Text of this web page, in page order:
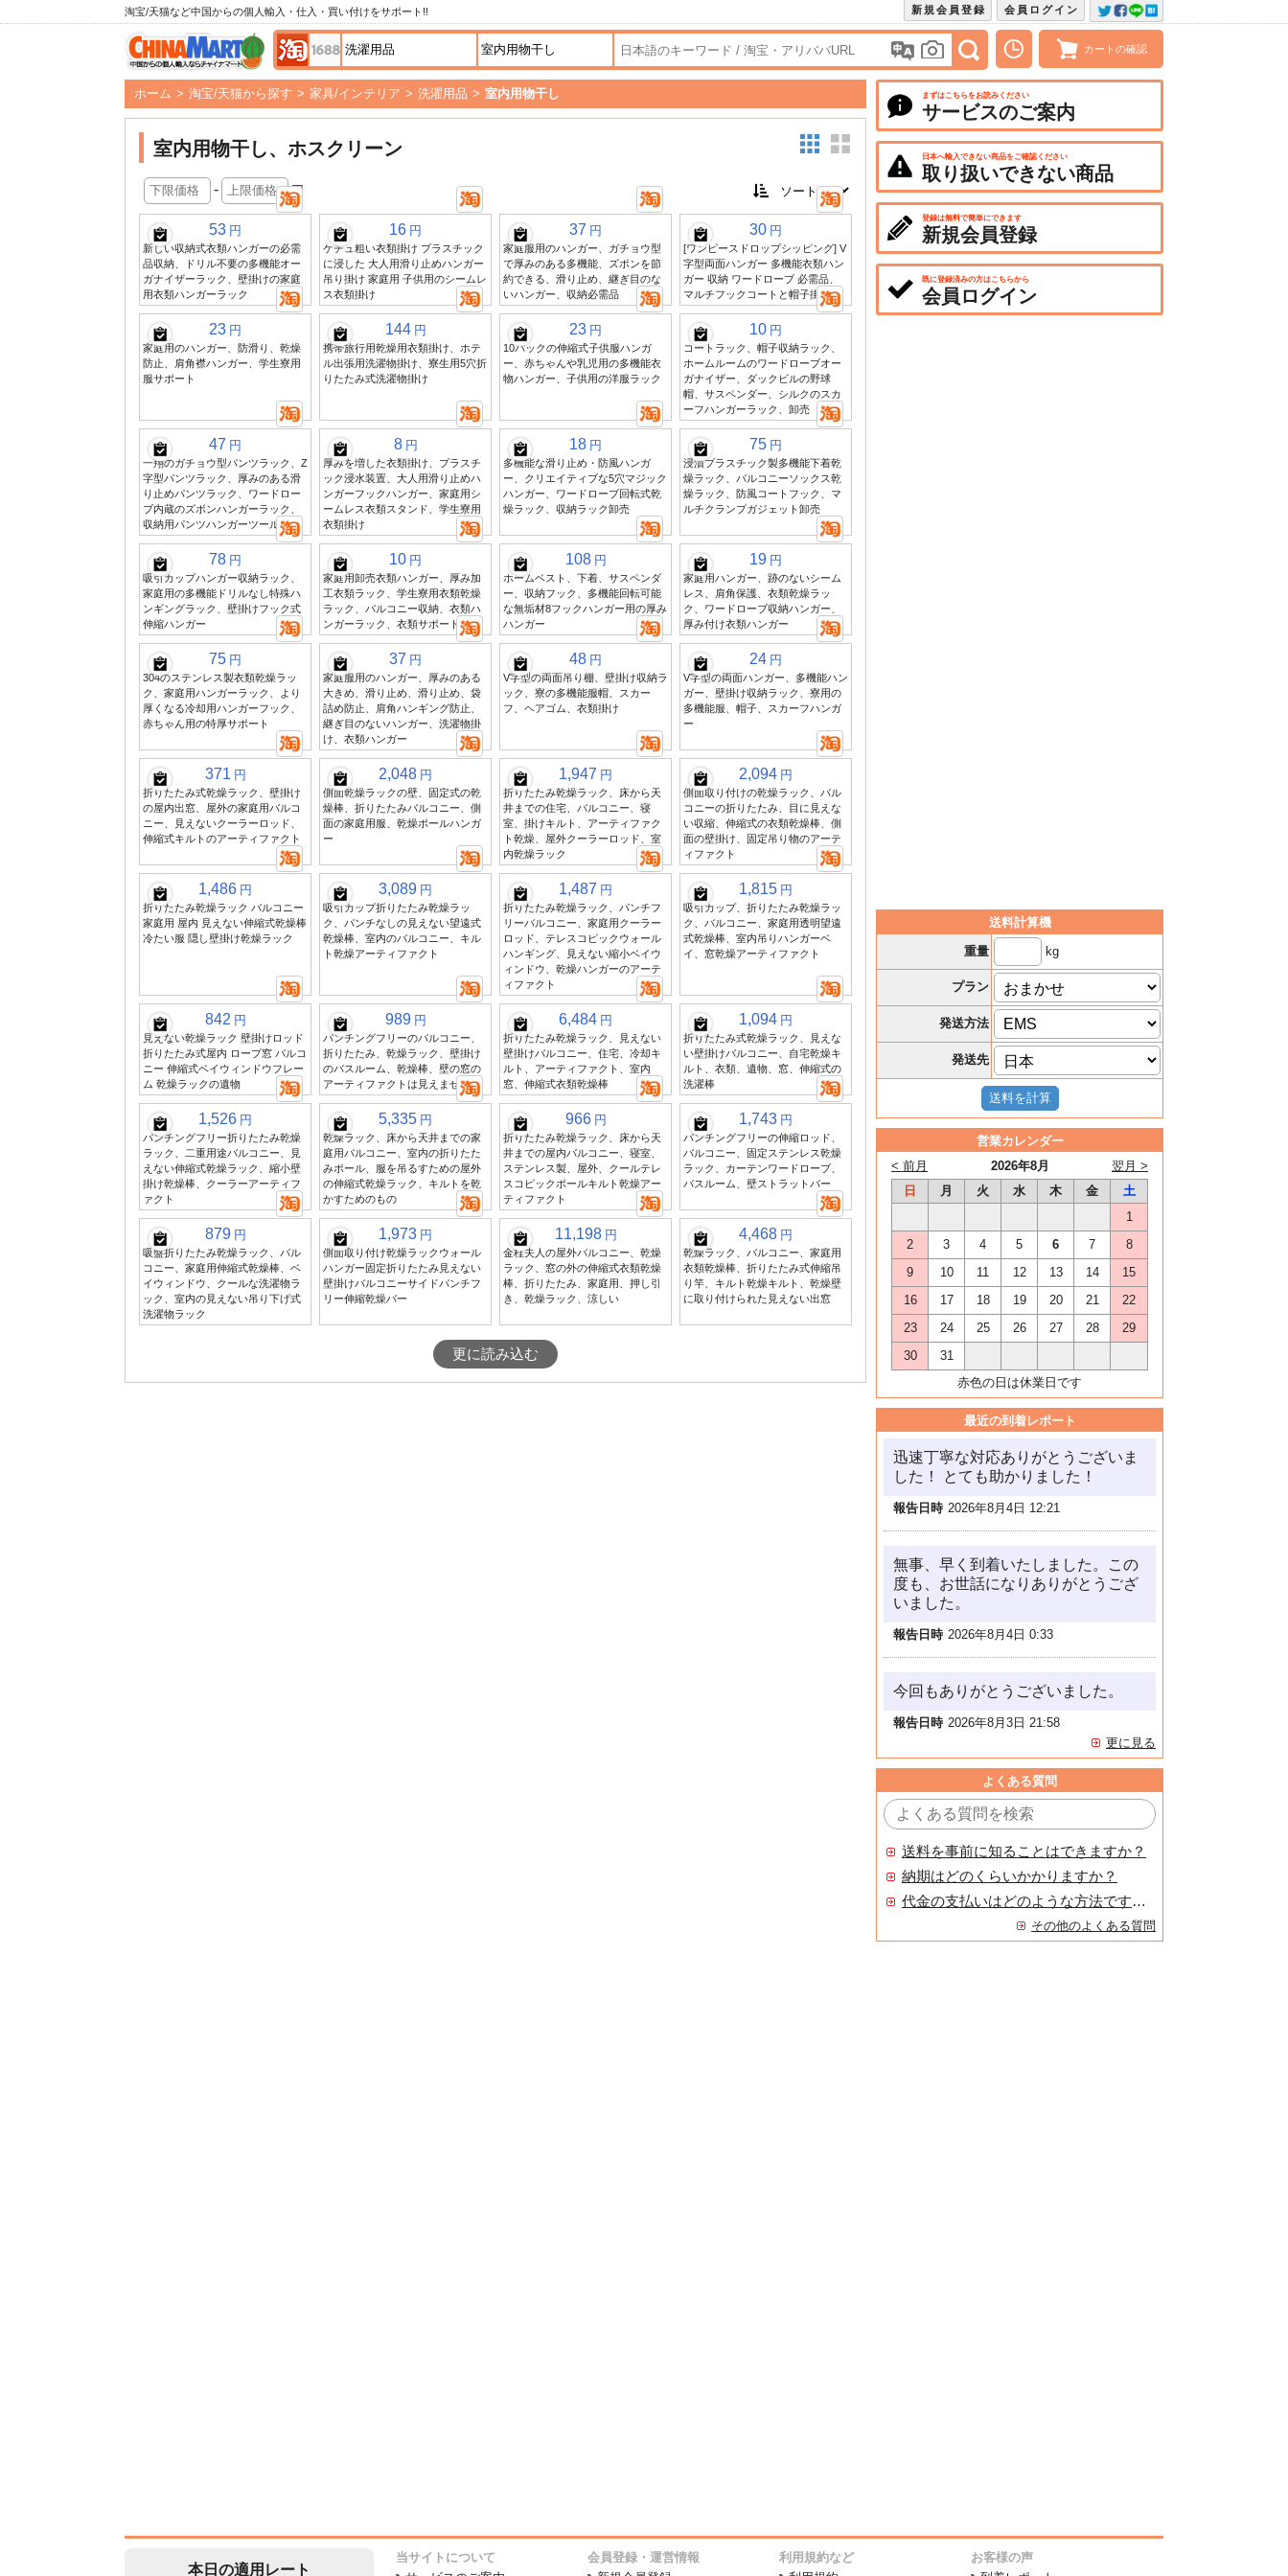
淘宝/天猫など中国からの個人輸入・仕入・買い付けをサポート!! 会員ログイン
新規会員登録
カートの確認
ホーム > 淘宝/天猫から探す > 家具/インテリア > 洗濯用品 > 室内用物干し
室内用物干し、ホスクリーン
- 円
53 円
新しい収納式衣類ハンガーの必需
品収納、ドリル不要の多機能オー
ガナイザーラック、壁掛けの家庭
用衣類ハンガーラック
16 円
ケチュ粗い衣類掛け プラスチック
に浸した 大人用滑り止めハンガー
吊り掛け 家庭用 子供用のシームレ
ス衣類掛け
37 円
家庭服用のハンガー、ガチョウ型
で厚みのある多機能、ズボンを節
約できる、滑り止め、継ぎ目のな
いハンガー、収納必需品
30 円
[ワンピースドロップシッピング] V
字型両面ハンガー 多機能衣類ハン
ガー 収納 ワードローブ 必需品、
マルチフックコートと帽子掛け
23 円
家庭用のハンガー、防滑り、乾燥
防止、肩角襟ハンガー、学生寮用
服サポート
144 円
携帯旅行用乾燥用衣類掛け、ホテ
ル出張用洗濯物掛け、寮生用5穴折
りたたみ式洗濯物掛け
23 円
10パックの伸縮式子供服ハンガ
ー、赤ちゃんや乳児用の多機能衣
物ハンガー、子供用の洋服ラック
10 円
コートラック、帽子収納ラック、
ホームルームのワードローブオー
ガナイザー、ダックビルの野球
帽、サスペンダー、シルクのスカ
ーフハンガーラック、卸売
47 円
一翔のガチョウ型パンツラック、Z
字型パンツラック、厚みのある滑
り止めパンツラック、ワードロー
ブ内蔵のズボンハンガーラック、
収納用パンツハンガーツール
8 円
厚みを増した衣類掛け、プラスチ
ック浸水装置、大人用滑り止めハ
ンガーフックハンガー、家庭用シ
ームレス衣類スタンド、学生寮用
衣類掛け
18 円
多機能な滑り止め・防風ハンガ
ー、クリエイティブな5穴マジック
ハンガー、ワードローブ回転式乾
燥ラック、収納ラック卸売
75 円
浸漬プラスチック製多機能下着乾
燥ラック、バルコニーソックス乾
燥ラック、防風コートフック、マ
ルチクランプガジェット卸売
78 円
吸引カップハンガー収納ラック、
家庭用の多機能ドリルなし特殊ハ
ンギングラック、壁掛けフック式
伸縮ハンガー
10 円
家庭用卸売衣類ハンガー、厚み加
工衣類ラック、学生寮用衣類乾燥
ラック、バルコニー収納、衣類ハ
ンガーラック、衣類サポート
108 円
ホームベスト、下着、サスペンダ
ー、収納フック、多機能回転可能
な無垢材8フックハンガー用の厚み
ハンガー
19 円
家庭用ハンガー、跡のないシーム
レス、肩角保護、衣類乾燥ラッ
ク、ワードローブ収納ハンガー、
厚み付け衣類ハンガー
75 円
304のステンレス製衣類乾燥ラッ
ク、家庭用ハンガーラック、より
厚くなる冷却用ハンガーフック、
赤ちゃん用の特厚サポート
37 円
家庭服用のハンガー、厚みのある
大きめ、滑り止め、滑り止め、袋
詰め防止、肩角ハンギング防止、
継ぎ目のないハンガー、洗濯物掛
け、衣類ハンガー
48 円
V字型の両面吊り棚、壁掛け収納ラ
ック、寮の多機能服帽、スカー
フ、ヘアゴム、衣類掛け
24 円
V字型の両面ハンガー、多機能ハン
ガー、壁掛け収納ラック、寮用の
多機能服、帽子、スカーフハンガ
ー
371 円
折りたたみ式乾燥ラック、壁掛け
の屋内出窓、屋外の家庭用バルコ
ニー、見えないクーラーロッド、
伸縮式キルトのアーティファクト
2,048 円
側面乾燥ラックの壁、固定式の乾
燥棒、折りたたみバルコニー、側
面の家庭用服、乾燥ポールハンガ
ー
1,947 円
折りたたみ乾燥ラック、床から天
井までの住宅、バルコニー、寝
室、掛けキルト、アーティファク
ト乾燥、屋外クーラーロッド、室
内乾燥ラック
2,094 円
側面取り付けの乾燥ラック、バル
コニーの折りたたみ、目に見えな
い収縮、伸縮式の衣類乾燥棒、側
面の壁掛け、固定吊り物のアーテ
ィファクト
1,486 円
折りたたみ乾燥ラック バルコニー
家庭用 屋内 見えない伸縮式乾燥棒
冷たい服 隠し壁掛け乾燥ラック
3,089 円
吸引カップ折りたたみ乾燥ラッ
ク、パンチなしの見えない望遠式
乾燥棒、室内のバルコニー、キル
ト乾燥アーティファクト
1,487 円
折りたたみ乾燥ラック、パンチフ
リーバルコニー、家庭用クーラー
ロッド、テレスコピックウォール
ハンギング、見えない縮小ベイウ
ィンドウ、乾燥ハンガーのアーテ
ィファクト
1,815 円
吸引カップ、折りたたみ乾燥ラッ
ク、バルコニー、家庭用透明望遠
式乾燥棒、室内吊りハンガーベ
イ、窓乾燥アーティファクト
842 円
見えない乾燥ラック 壁掛けロッド
折りたたみ式屋内 ロープ窓 バルコ
ニー 伸縮式ベイウィンドウフレー
ム 乾燥ラックの遺物
989 円
パンチングフリーのバルコニー、
折りたたみ、乾燥ラック、壁掛け
のバスルーム、乾燥棒、壁の窓の
アーティファクトは見えません
6,484 円
折りたたみ乾燥ラック、見えない
壁掛けバルコニー、住宅、冷却キ
ルト、アーティファクト、室内
窓、伸縮式衣類乾燥棒
1,094 円
折りたたみ式乾燥ラック、見えな
い壁掛けバルコニー、自宅乾燥キ
ルト、衣類、遺物、窓、伸縮式の
洗濯棒
1,526 円
パンチングフリー折りたたみ乾燥
ラック、二重用途バルコニー、見
えない伸縮式乾燥ラック、縮小壁
掛け乾燥棒、クーラーアーティフ
ァクト
5,335 円
乾燥ラック、床から天井までの家
庭用バルコニー、室内の折りたた
みポール、服を吊るすための屋外
の伸縮式乾燥ラック、キルトを乾
かすためのもの
966 円
折りたたみ乾燥ラック、床から天
井までの屋内バルコニー、寝室、
ステンレス製、屋外、クールテレ
スコピックポールキルト乾燥アー
ティファクト
1,743 円
パンチングフリーの伸縮ロッド、
バルコニー、固定ステンレス乾燥
ラック、カーテンワードローブ、
バスルーム、壁ストラットバー
879 円
吸盤折りたたみ乾燥ラック、バル
コニー、家庭用伸縮式乾燥棒、ベ
イウィンドウ、クールな洗濯物ラ
ック、室内の見えない吊り下げ式
洗濯物ラック
1,973 円
側面取り付け乾燥ラックウォール
ハンガー固定折りたたみ見えない
壁掛けバルコニーサイドパンチフ
リー伸縮乾燥バー
11,198 円
金桂夫人の屋外バルコニー、乾燥
ラック、窓の外の伸縮式衣類乾燥
棒、折りたたみ、家庭用、押し引
き、乾燥ラック、涼しい
4,468 円
乾燥ラック、バルコニー、家庭用
衣類乾燥棒、折りたたみ式伸縮吊
り竿、キルト乾燥キルト、乾燥壁
に取り付けられた見えない出窓
更に読み込む
まずはこちらをお読みください
サービスのご案内
日本へ輸入できない商品をご確認ください
取り扱いできない商品
登録は無料で簡単にできます
新規会員登録
既に登録済みの方はこちらから
会員ログイン
送料計算機
重量
kg
プラン
発送方法
発送先
営業カレンダー
2026年8月
< 前月
翌月 >
日
月 火 水 木 金
土
1
2
3 4 5 6 7
8
9
10 11 12 13 14
15
16
17 18 19 20 21
22
23
24 25 26 27 28
29
30
31
赤色の日は休業日です
最近の到着レポート
迅速丁寧な対応ありがとうございま
した！ とても助かりました！
報告日時 2026年8月4日 12:21
無事、早く到着いたしました。この
度も、お世話になりありがとうござ
いました。
報告日時 2026年8月4日 0:33
今回もありがとうございました。
報告日時 2026年8月3日 21:58
更に見る
よくある質問
送料を事前に知ることはできますか？
納期はどのくらいかかりますか？
代金の支払いはどのような方法ですか？
その他のよくある質問
本日の適用レート
当サイトについて
会員登録・運営情報
利用規約など
お客様の声